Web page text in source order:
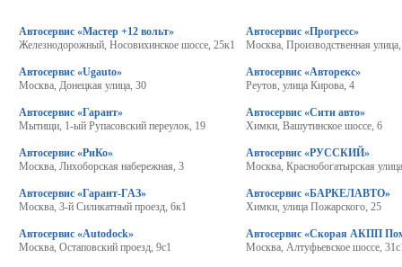
Автосервис «Мастер +12 вольт»
Железнодорожный, Носовихинское шоссе, 25к1
Автосервис «Ugauto»
Москва, Донецкая улица, 30
Автосервис «Гарант»
Мытищи, 1-ый Рупасовский переулок, 19
Автосервис «РиКо»
Москва, Лихоборская набережная, 3
Автосервис «Гарант-ГАЗ»
Москва, 3-й Силикатный проезд, 6к1
Автосервис «Autodock»
Москва, Остаповский проезд, 9с1
Автосервис «Прогресс»
Москва, Производственная
Автосервис «Авторекс»
Реутов, улица Кирова, 4
Автосервис «Сити авто»
Химки, Вашутинское шоссе, 6
Автосервис «РУССКИЙ»
Москва, Краснобогатырская
Автосервис «БАРКЕЛАВТО»
Химки, улица Пожарского, 25
Автосервис «Скорая АКПП
Москва, Алтуфьевское шоссе,